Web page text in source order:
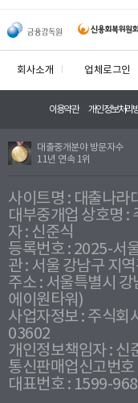
회사소개 업체로그인
이용약관 개인정보처리
대출중개분야 방문자수
11년 연속 1위
사이트명 : 대출나라
대부중개업 상호명 :
자 : 신준식
등록번호 : 2025-서
관 : 서울 강남구 지
주소 : 서울특별시
에이원타워)
사업자정보 : 주식
03602
개인정보책임자 : 신
통신판매업신고번
대표번호 : 1599-